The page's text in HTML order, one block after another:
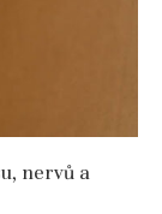
nervů a